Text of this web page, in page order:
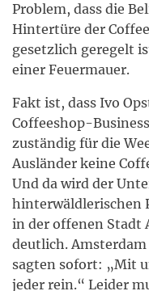
Problem, dass die
Hintertüre der
gesetzlich geregelt
einer Feuermauer.
Fakt ist, dass Ivo
Coffeeshop-
zuständig für die
Ausländer keine
Und da wird der
hinterwäldlerischen
in der offenen Stadt
deutlich.
sagten sofort: „Mit
jeder rein.“ Leider